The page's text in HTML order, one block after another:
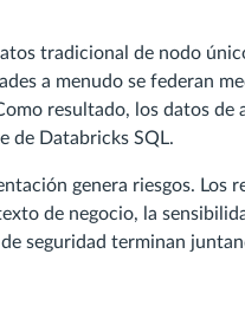
tradicional de nodo
a menudo se federan
resultado, los datos
de Databricks SQL.
genera riesgos. Los
de negocio, la
seguridad terminan